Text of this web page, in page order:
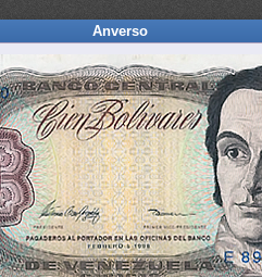
Anverso